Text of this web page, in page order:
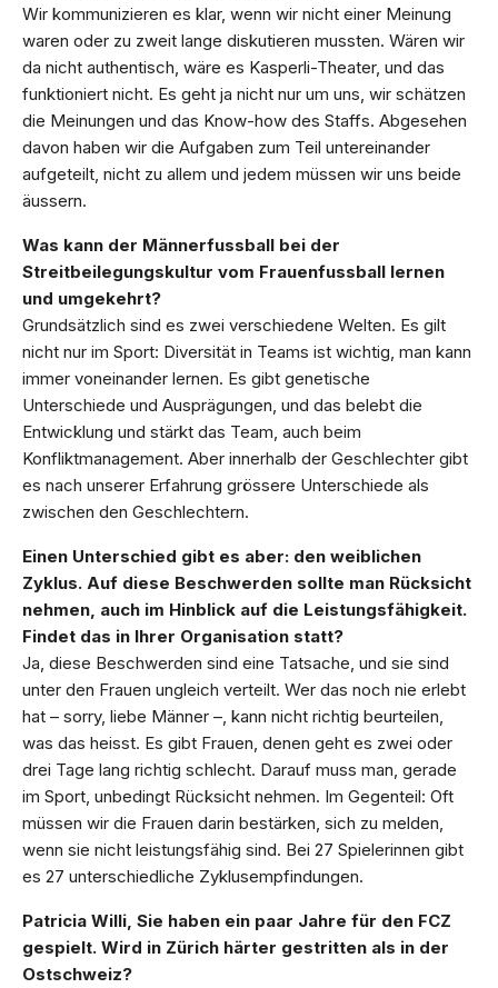
Wir kommunizieren es klar, wenn wir nicht einer Meinung
waren oder zu zweit lange diskutieren mussten. Wären wir
da nicht authentisch, wäre es Kasperli-Theater, und das
funktioniert nicht. Es geht ja nicht nur um uns, wir schätzen
die Meinungen und das Know-how des Staffs. Abgesehen
davon haben wir die Aufgaben zum Teil untereinander
aufgeteilt, nicht zu allem und jedem müssen wir uns beide
äussern.
Was kann der Männerfussball bei der
Streitbeilegungskultur vom Frauenfussball lernen
und umgekehrt?
Grundsätzlich sind es zwei verschiedene Welten. Es gilt
nicht nur im Sport: Diversität in Teams ist wichtig, man kann
immer voneinander lernen. Es gibt genetische
Unterschiede und Ausprägungen, und das belebt die
Entwicklung und stärkt das Team, auch beim
Konfliktmanagement. Aber innerhalb der Geschlechter gibt
es nach unserer Erfahrung grössere Unterschiede als
zwischen den Geschlechtern.
Einen Unterschied gibt es aber: den weiblichen
Zyklus. Auf diese Beschwerden sollte man Rücksicht
nehmen, auch im Hinblick auf die Leistungsfähigkeit.
Findet das in Ihrer Organisation statt?
Ja, diese Beschwerden sind eine Tatsache, und sie sind
unter den Frauen ungleich verteilt. Wer das noch nie erlebt
hat – sorry, liebe Männer –, kann nicht richtig beurteilen,
was das heisst. Es gibt Frauen, denen geht es zwei oder
drei Tage lang richtig schlecht. Darauf muss man, gerade
im Sport, unbedingt Rücksicht nehmen. Im Gegenteil: Oft
müssen wir die Frauen darin bestärken, sich zu melden,
wenn sie nicht leistungsfähig sind. Bei 27 Spielerinnen gibt
es 27 unterschiedliche Zyklusempfindungen.
Patricia Willi, Sie haben ein paar Jahre für den FCZ
gespielt. Wird in Zürich härter gestritten als in der
Ostschweiz?